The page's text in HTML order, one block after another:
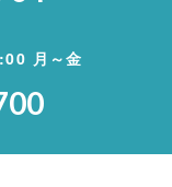
月～金